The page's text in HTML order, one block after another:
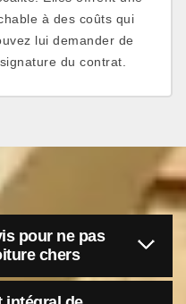
à des coûts qui
lui demander de
du contrat.
pour ne pas
chers